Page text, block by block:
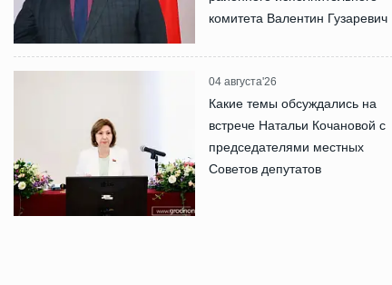
комитета Валентин Гузаревич
04 августа'26
Какие темы обсуждались на
встрече Натальи Кочановой с
председателями местных
Советов депутатов